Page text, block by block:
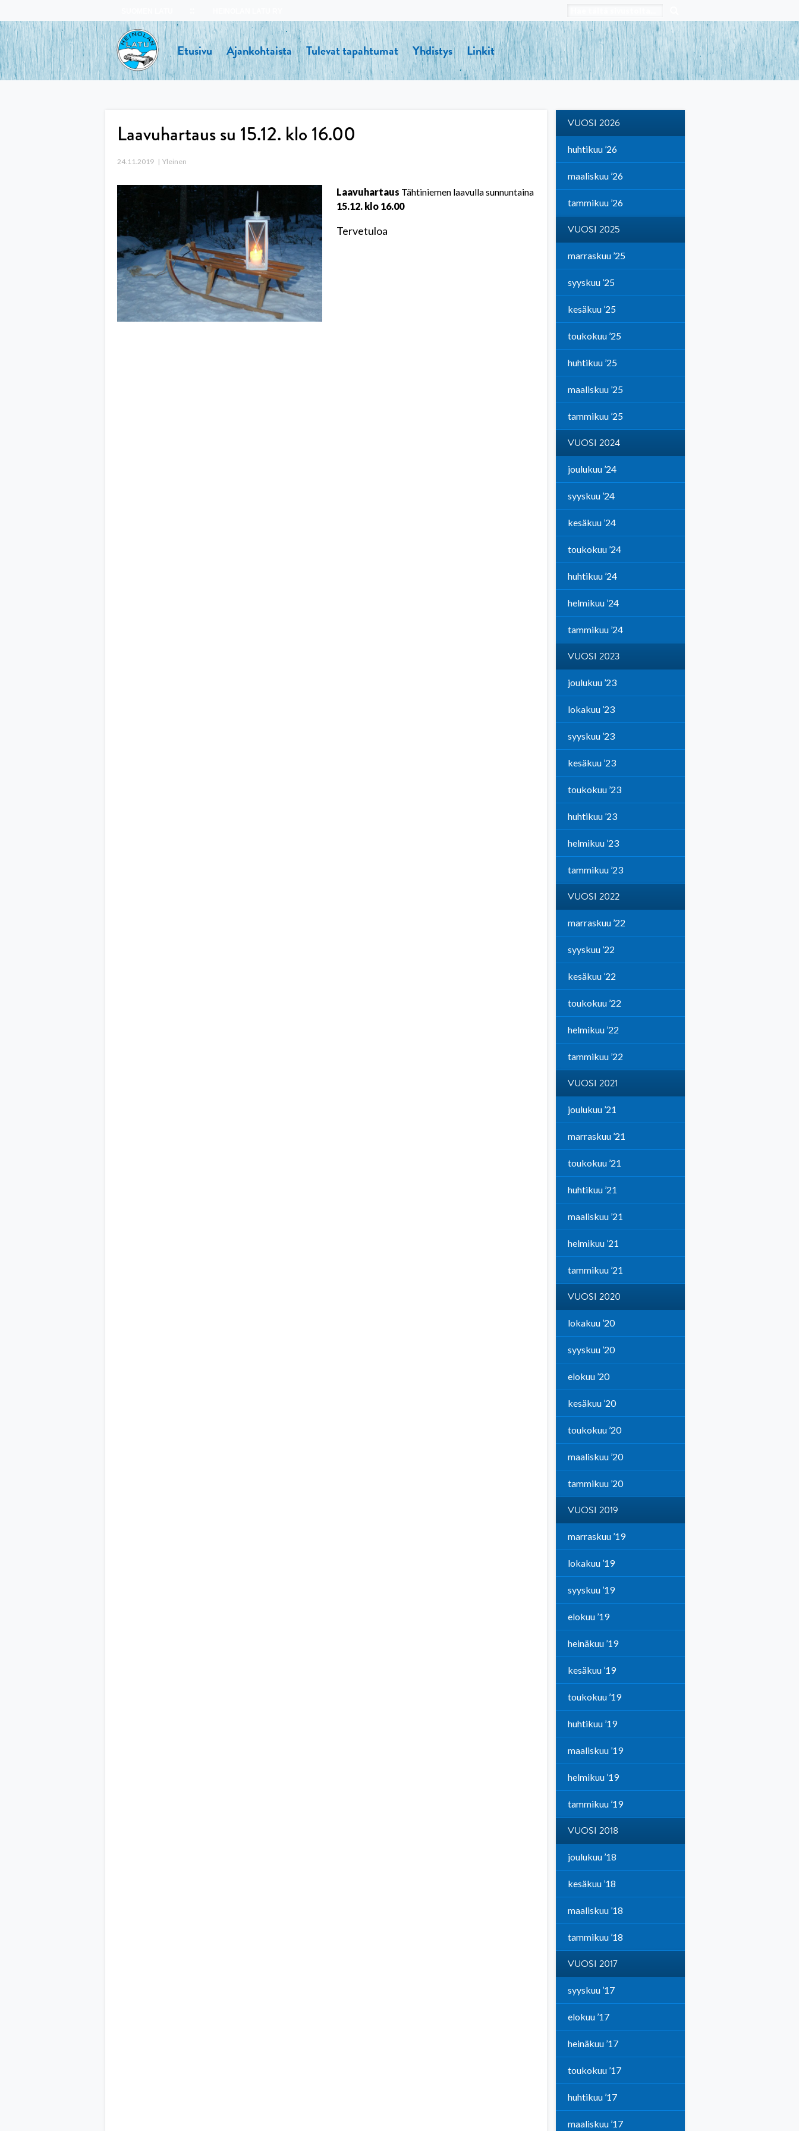
to
content
Etusivu Ajankohtaista Tulevat tapahtumat Yhdistys Linkit
Laavuhartaus su 15.12. klo 16.00
24.11.2019 Yleinen
Laavuhartaus Tähtiniemen laavulla sunnuntaina
15.12. klo 16.00
Tervetuloa
VUOSI 2026
huhtikuu ’26
maaliskuu ’26
tammikuu ’26
VUOSI 2025
marraskuu ’25
syyskuu ’25
kesäkuu ’25
toukokuu ’25
huhtikuu ’25
maaliskuu ’25
tammikuu ’25
VUOSI 2024
joulukuu ’24
syyskuu ’24
kesäkuu ’24
toukokuu ’24
huhtikuu ’24
helmikuu ’24
tammikuu ’24
VUOSI 2023
joulukuu ’23
lokakuu ’23
syyskuu ’23
kesäkuu ’23
toukokuu ’23
huhtikuu ’23
helmikuu ’23
tammikuu ’23
VUOSI 2022
marraskuu ’22
syyskuu ’22
kesäkuu ’22
toukokuu ’22
helmikuu ’22
tammikuu ’22
VUOSI 2021
joulukuu ’21
marraskuu ’21
toukokuu ’21
huhtikuu ’21
maaliskuu ’21
helmikuu ’21
tammikuu ’21
VUOSI 2020
lokakuu ’20
syyskuu ’20
elokuu ’20
kesäkuu ’20
toukokuu ’20
maaliskuu ’20
tammikuu ’20
VUOSI 2019
marraskuu ’19
lokakuu ’19
syyskuu ’19
elokuu ’19
heinäkuu ’19
kesäkuu ’19
toukokuu ’19
huhtikuu ’19
maaliskuu ’19
helmikuu ’19
tammikuu ’19
VUOSI 2018
joulukuu ’18
kesäkuu ’18
maaliskuu ’18
tammikuu ’18
VUOSI 2017
syyskuu ’17
elokuu ’17
heinäkuu ’17
toukokuu ’17
huhtikuu ’17
maaliskuu ’17